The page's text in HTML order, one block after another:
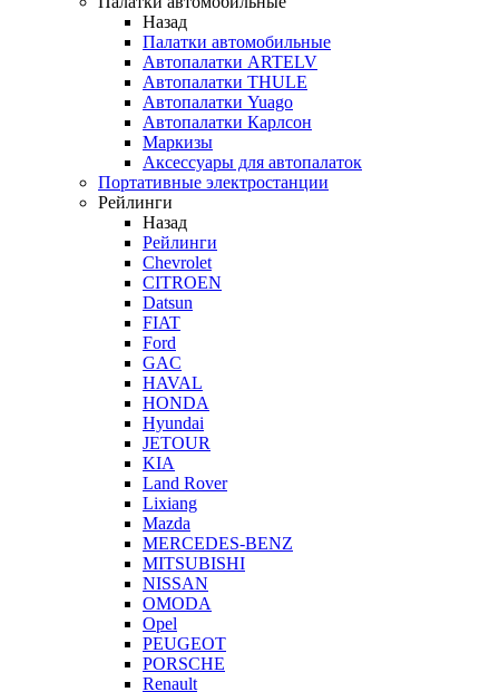
Назад
Палатки автомобильные
Автопалатки ARTELV
Автопалатки THULE
Автопалатки Yuago
Автопалатки Карлсон
Маркизы
Аксессуары для автопалаток
Портативные электростанции
Рейлинги
Назад
Рейлинги
Chevrolet
CITROEN
Datsun
FIAT
Ford
GAC
HAVAL
HONDA
Hyundai
JETOUR
KIA
Land Rover
Lixiang
Mazda
MERCEDES-BENZ
MITSUBISHI
NISSAN
OMODA
Opel
PEUGEOT
PORSCHE
Renault